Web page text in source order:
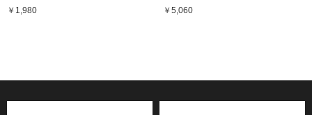
￥1,980
￥5,060